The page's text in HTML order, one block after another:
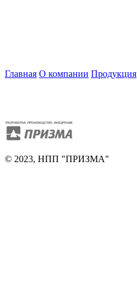
Главная О компании Продукция
© 2023, НПП "ПРИЗМА"